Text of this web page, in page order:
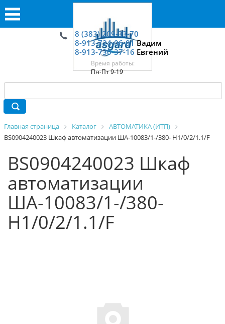
8 (383) 209-33-70
8-913-724-06-01Вадим
8-913-730-37-16 Евгений
Время работы:
Пн-Пт 9-19
Главная страница Каталог
АВТОМАТИКА (ИТП)
BS0904240023 Шкаф автоматизации ША-10083/1-/380- H1/0/2/1.1/F
BS0904240023 Шкаф
автоматизации
ША-10083/1-/380-
H1/0/2/1.1/F